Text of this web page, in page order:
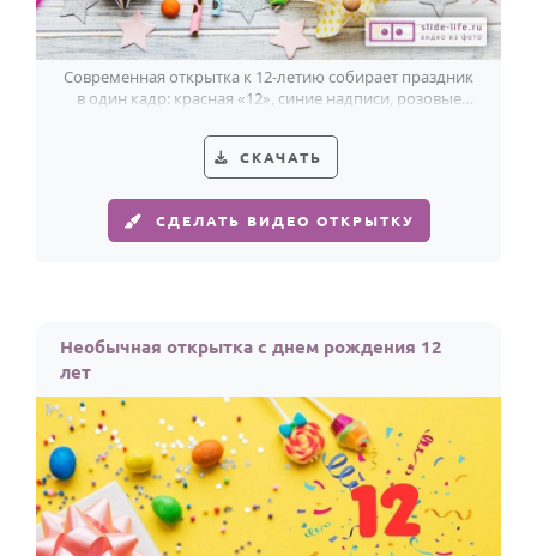
Современная открытка к 12-летию собирает праздник
в один кадр: красная «12», синие надписи, розовые
СКАЧАТЬ
СДЕЛАТЬ ВИДЕО ОТКРЫТКУ
Необычная открытка с днем рождения 12
лет